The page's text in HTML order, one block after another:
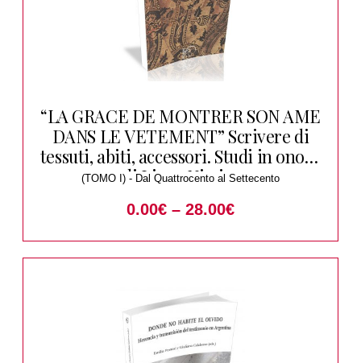
“LA GRACE DE MONTRER SON AME
DANS LE VETEMENT” Scrivere di
tessuti, abiti, accessori. Studi in onore
di Liana Nissim
(TOMO I) - Dal Quattrocento al Settecento
0.00€ – 28.00€